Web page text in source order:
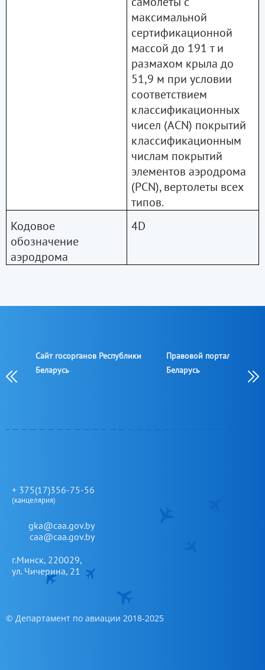
максимальной
сертификационной
массой до 191 т и
размахом крыла до
51,9 м при условии
соответствием
классификационных
чисел (ACN) покрытий
классификационным
числам покрытий
элементов аэродрома
(PCN), вертолеты всех
типов.
Кодовое
обозначение
аэродрома
4D
Сайт госорганов Республики
Беларусь
Правовой портал
Беларусь
+ 375(17)356-75-56
(канцелярия)
gka@caa.gov.by
caa@caa.gov.by
г.Минск, 220029,
ул. Чичерина, 21
© Департамент по авиации 2018-2025